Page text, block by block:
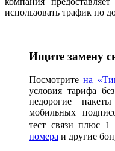
использовать трафик по
Ищите замену
Посмотритена
условия тарифа
недорогие
мобильных
тест связи плюс
номера и другие